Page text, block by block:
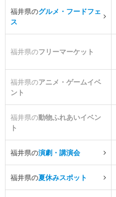
福井県のグルメ・フードフェ
ス
福井県のフリーマーケット
福井県のアニメ・ゲームイベ
ント
福井県の動物ふれあいイベン
ト
福井県の演劇・講演会
福井県の夏休みスポット